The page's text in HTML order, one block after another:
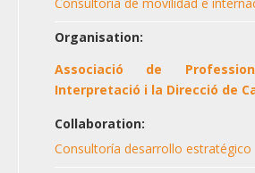
Organisation:
Associació de
Interpretació i la Direcció de
Collaboration:
Consultoría desarrollo estratégico